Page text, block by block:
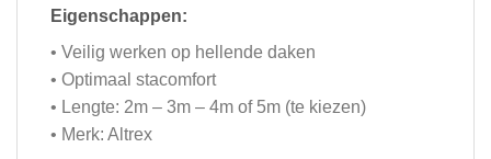
Eigenschappen:
• Veilig werken op hellende daken
• Optimaal stacomfort
• Lengte: 2m – 3m – 4m of 5m (te kiezen)
• Merk: Altrex